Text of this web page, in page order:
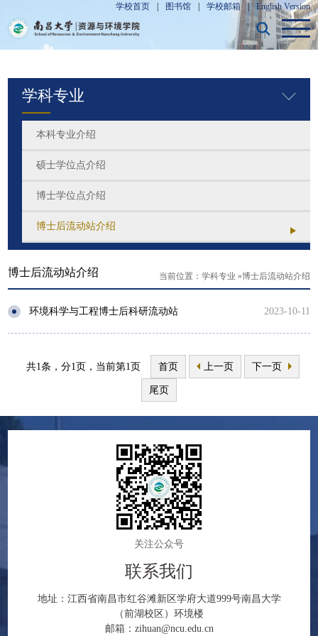
学校首页 图书馆 学校邮箱 English Version
学科专业
本科专业介绍
硕士学位点介绍
博士学位点介绍
博士后流动站介绍
博士后流动站介绍 当前位置： 学科专业 »博士后流动站介绍
环境科学与工程博士后科研流动站 2023-10-11
共1条，分1页，当前第1页 首页 上一页 下一页
尾页
关注公众号
联系我们
地址：江西省南昌市红谷滩新区学府大道999号南昌大学
（前湖校区）环境楼
邮箱：zihuan@ncu.edu.cn